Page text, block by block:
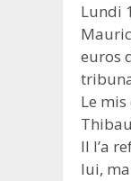
Lundi
euros
Le
Il l’a
lui,